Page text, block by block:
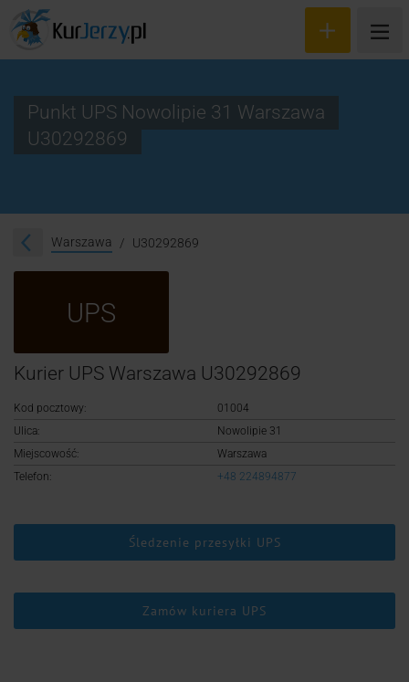
Śledzenie przesyłki
Logowanie
Punkt UPS Nowolipie 31 Warszawa
U30292869
Warszawa U30292869
UPS
Kurier UPS Warszawa U30292869
Kod pocztowy:
01004
Ulica:
Nowolipie 31
Miejscowość:
Warszawa
Telefon:
+48 224894877
Śledzenie przesyłki UPS
Zamów kuriera UPS